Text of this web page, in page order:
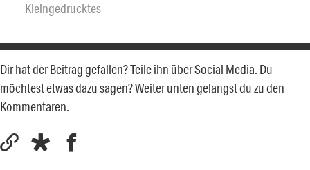
Kleingedrucktes
Dir hat der Beitrag gefallen? Teile ihn über Social Media. Du
möchtest etwas dazu sagen? Weiter unten gelangst du zu den
Kommentaren.